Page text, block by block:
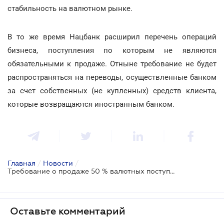
стабильность на валютном рынке.
В то же время Нацбанк расширил перечень операций
бизнеса, поступления по которым не являются
обязательными к продаже. Отныне требование не будет
распространяться на переводы, осуществленные банком
за счет собственных (не купленных) средств клиента,
которые возвращаются иностранным банком.
Главная / Новости /
Требование о продаже 50 % валютных поступлений остается в силе
Оставьте комментарий